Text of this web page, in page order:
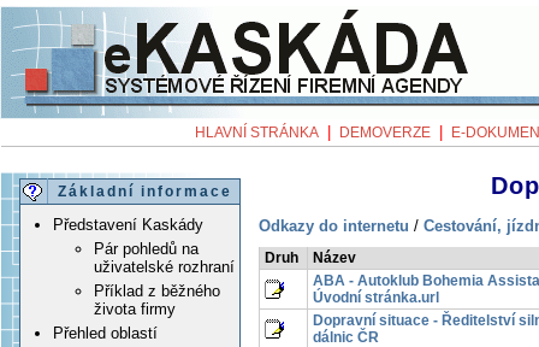
HLAVNÍ STRÁNKA DEMOVERZE E-
Základní informace
Představení Kaskády
Pár pohledů na
uživatelské rozhraní
Příklad z běžného
života firmy
Přehled oblastí
Odkazy do internetu / Cestování,
Druh
Název
ABA - Autoklub Bohemia
Úvodní stránka.url
Dopravní situace - Ředitelství
dálnic ČR